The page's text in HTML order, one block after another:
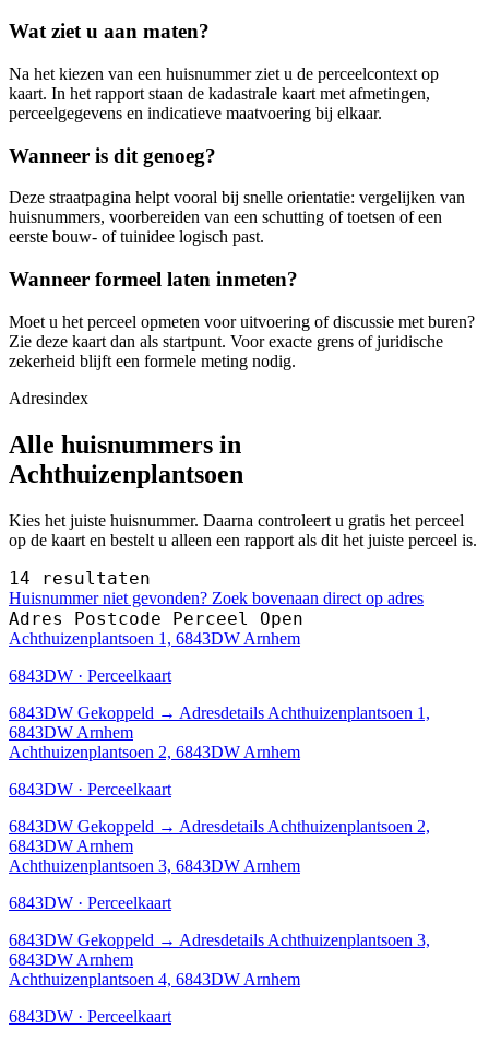
Wat ziet u aan maten?
Na het kiezen van een huisnummer ziet u de perceelcontext op
kaart. In het rapport staan de kadastrale kaart met afmetingen,
perceelgegevens en indicatieve maatvoering bij elkaar.
Wanneer is dit genoeg?
Deze straatpagina helpt vooral bij snelle orientatie: vergelijken van
huisnummers, voorbereiden van een schutting of toetsen of een
eerste bouw- of tuinidee logisch past.
Wanneer formeel laten inmeten?
Moet u het perceel opmeten voor uitvoering of discussie met buren?
Zie deze kaart dan als startpunt. Voor exacte grens of juridische
zekerheid blijft een formele meting nodig.
Adresindex
Alle huisnummers in
Achthuizenplantsoen
Kies het juiste huisnummer. Daarna controleert u gratis het perceel
op de kaart en bestelt u alleen een rapport als dit het juiste perceel is.
14 resultaten
Huisnummer niet gevonden? Zoek bovenaan direct op adres
Adres Postcode Perceel Open
Achthuizenplantsoen 1, 6843DW Arnhem
6843DW · Perceelkaart
6843DW Gekoppeld → Adresdetails Achthuizenplantsoen 1,
6843DW Arnhem
Achthuizenplantsoen 2, 6843DW Arnhem
6843DW · Perceelkaart
6843DW Gekoppeld → Adresdetails Achthuizenplantsoen 2,
6843DW Arnhem
Achthuizenplantsoen 3, 6843DW Arnhem
6843DW · Perceelkaart
6843DW Gekoppeld → Adresdetails Achthuizenplantsoen 3,
6843DW Arnhem
Achthuizenplantsoen 4, 6843DW Arnhem
6843DW · Perceelkaart